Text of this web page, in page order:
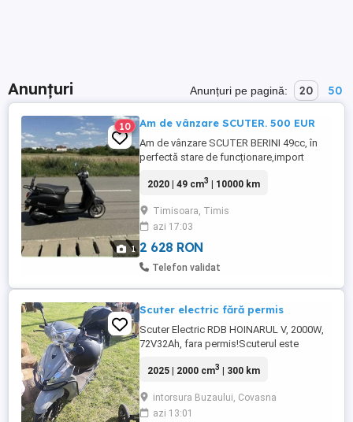
Anunțuri Anunțuri pe pagină: 20 50
1
10 Am de vânzare SCUTER. 500 EUR
Am de vânzare SCUTER BERINI 49cc, în
perfectă stare de funcționare,import
impecabil,se poate porni la buton sau la
baterie,ulei. Preț 500 EUR. Tel.
2020 | 49 cm3 | 10000 km
Timisoara, Timis
azi 17:03
2 628 RON
Telefon validat
Scuter electric fără permis
Scuter Electric RDB HOINARUL V, 2000W,
72V32Ah, fara permis!Scuterul este
detin FACTURA si GARANTIE rulaj 300 km
telecomenzi, pornire din telecomanda și
activarea alarmei ! Carte CIV inclusa se
2025 | 2000 cm3 | 300 km
intorsura Buzaului, Covasna
azi 13:01